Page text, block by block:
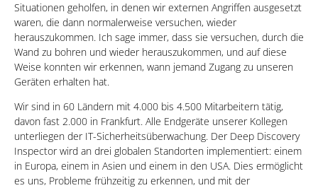
Situationen geholfen, in denen wir externen Angriffen ausgesetzt
waren, die dann normalerweise versuchen, wieder
herauszukommen. Ich sage immer, dass sie versuchen, durch die
Wand zu bohren und wieder herauszukommen, und auf diese
Weise konnten wir erkennen, wann jemand Zugang zu unseren
Geräten erhalten hat.
Wir sind in 60 Ländern mit 4.000 bis 4.500 Mitarbeitern tätig,
davon fast 2.000 in Frankfurt. Alle Endgeräte unserer Kollegen
unterliegen der IT-Sicherheitsüberwachung. Der Deep Discovery
Inspector wird an drei globalen Standorten implementiert: einem
in Europa, einem in Asien und einem in den USA. Dies ermöglicht
es uns, Probleme frühzeitig zu erkennen, und mit der